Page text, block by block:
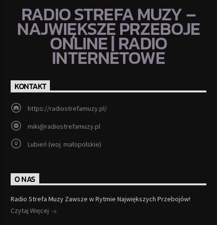
RADIO STREFA MUZY –
NAJWIĘKSZE PRZEBOJE
ONLINE | RADIO
INTERNETOWE
KONTAKT
https://radiostrefamuzy.pl/
miki@radiostrefamuzy.pl
Lubień (woj. małopolskie)
O NAS
Radio Strefa Muzy Zawsze w Rytmie Największych Przebojów!
Czytaj Więcej